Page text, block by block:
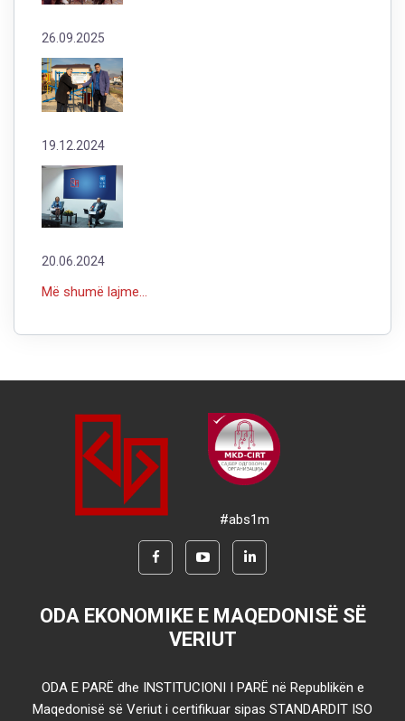
26.09.2025
19.12.2024
20.06.2024
Më shumë lajme...
#abs1m
ODA EKONOMIKE E MAQEDONISË SË
VERIUT
ODA E PARË dhe INSTITUCIONI I PARË në Republikën e
Maqedonisë së Veriut i certifikuar sipas STANDARDIT ISO